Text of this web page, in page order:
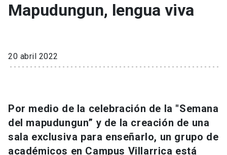
institutos
Vinculación
Universidad
Mapudungun, lengua viva
20 abril 2022
Por medio de la celebración de la "Semana
del mapudungun” y de la creación de una
sala exclusiva para enseñarlo, un grupo de
académicos en Campus Villarrica está